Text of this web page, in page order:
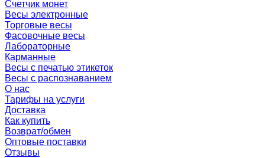
Счетчик монет
Весы электронные
Торговые весы
Фасовочные весы
Лабораторные
Карманные
Весы с печатью этикеток
Весы с распознаванием
О нас
Тарифы на услуги
Доставка
Как купить
Возврат/обмен
Оптовые поставки
Отзывы